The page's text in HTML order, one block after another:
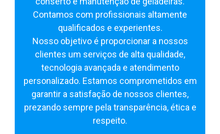
Contamos com profissionais altamente
qualificados e experientes.
Nosso objetivo é proporcionar a nossos
clientes um serviços de alta qualidade,
tecnologia avançada e atendimento
personalizado. Estamos comprometidos em
garantir a satisfação de nossos clientes,
prezando sempre pela transparência, ética e
respeito.